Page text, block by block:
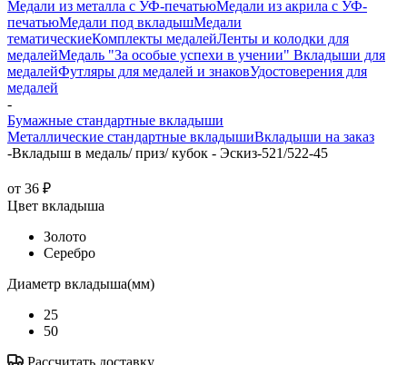
Медали из металла с УФ-печатьюМедали из акрила с УФ-
печатьюМедали под вкладышМедали
тематическиеКомплекты медалейЛенты и колодки для
медалейМедаль "За особые успехи в учении" Вкладыши для
медалейФутляры для медалей и знаковУдостоверения для
медалей
-
Бумажные стандартные вкладыши
Металлические стандартные вкладышиВкладыши на заказ
-Вкладыш в медаль/ приз/ кубок - Эскиз-521/522-45
от 36 ₽
Цвет вкладыша
Золото
Серебро
Диаметр вкладыша(мм)
25
50
Рассчитать доставку